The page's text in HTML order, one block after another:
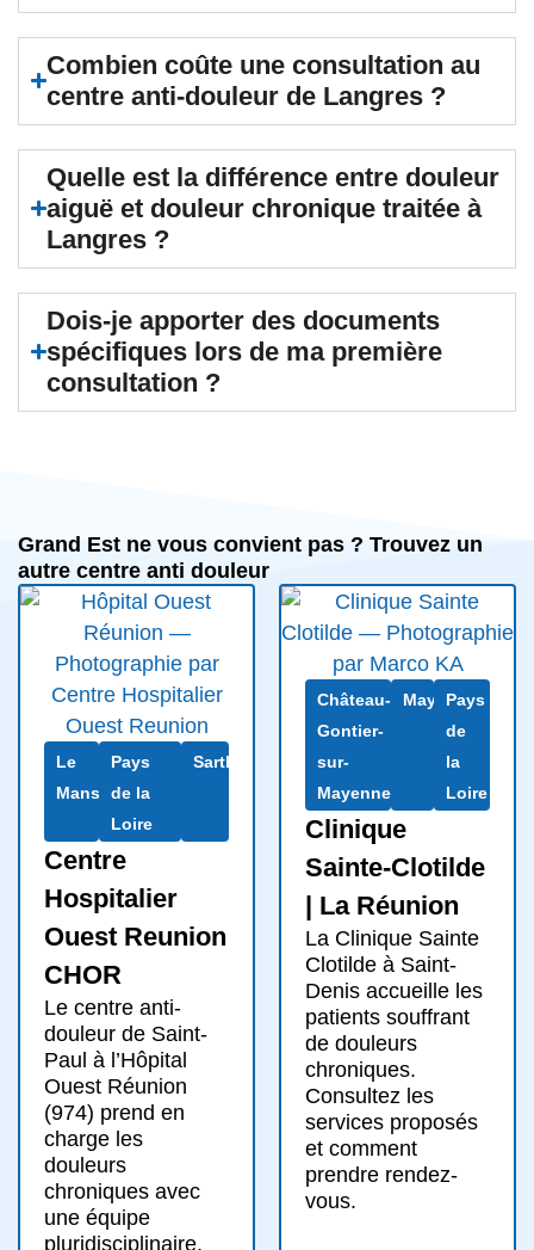
Combien coûte une consultation au
centre anti-douleur de Langres ?
Quelle est la différence entre douleur
aiguë et douleur chronique traitée à
Langres ?
Dois-je apporter des documents
spécifiques lors de ma première
consultation ?
Grand Est ne vous convient pas ? Trouvez un
autre centre anti douleur
Le
Mans
Pays
de la
Loire
Sarthe
Centre
Hospitalier
Ouest Reunion
CHOR
Le centre anti-
douleur de Saint-
Paul à l’Hôpital
Ouest Réunion
(974) prend en
charge les
douleurs
chroniques avec
une équipe
pluridisciplinaire.
Château-
Gontier-
sur-
Mayenne
Mayenne
Pays
de
la
Loire
Clinique
Sainte-Clotilde
| La Réunion
La Clinique Sainte
Clotilde à Saint-
Denis accueille les
patients souffrant
de douleurs
chroniques.
Consultez les
services proposés
et comment
prendre rendez-
vous.